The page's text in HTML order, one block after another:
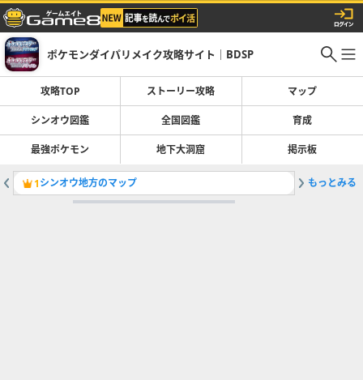
ポケモンダイパリメイク攻略サイト｜BDSP
攻略TOP ストーリー攻略 マップ
シンオウ図鑑 全国図鑑 育成
最強ポケモン 地下大洞窟 掲示板
1シンオウ地方のマップ 2ボール
もっとみる